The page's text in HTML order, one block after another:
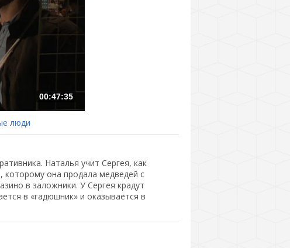
00:47:35
люди
Наталья учит Сергея, как
которому она продала медведей с
в заложники. У Сергея крадут
в «гадюшник» и оказывается в